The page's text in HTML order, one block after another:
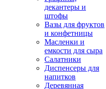
декантеры и
штофы
Вазы для фруктов
и конфетницы
Масленки и
емкости для сыра
Салатники
Диспенсеры для
напитков
Деревянная